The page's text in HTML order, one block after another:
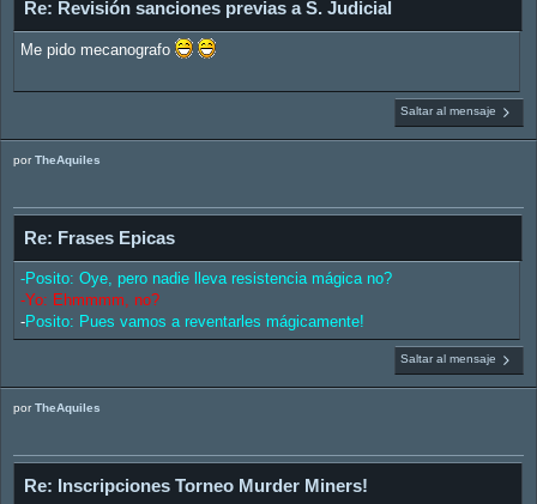
Re: Revisión sanciones previas a S. Judicial
Me pido mecanografo
Saltar al mensaje
porTheAquiles
Re: Frases Epicas
-Posito: Oye, pero nadie lleva resistencia mágica no?
-Yo: Ehmmmm, no?
-Posito: Pues vamos a reventarles mágicamente!
Saltar al mensaje
porTheAquiles
Re: Inscripciones Torneo Murder Miners!